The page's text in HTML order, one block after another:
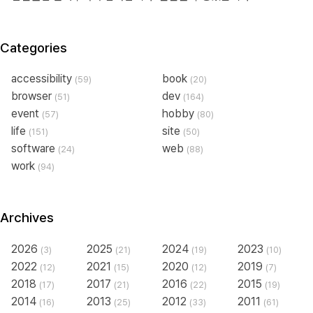
Categories
accessibility (59) book (20)
browser (51) dev (164)
event (57) hobby (80)
life (151) site (50)
software (24) web (88)
work (94)
Archives
2026 (3) 2025 (21) 2024 (19) 2023 (10)
2022 (12) 2021 (15) 2020 (12) 2019 (7)
2018 (17) 2017 (21) 2016 (22) 2015 (19)
2014 (16) 2013 (25) 2012 (33) 2011 (61)